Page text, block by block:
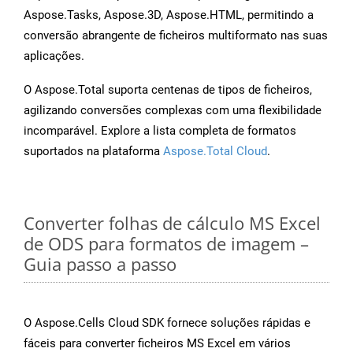
Aspose.Tasks, Aspose.3D, Aspose.HTML, permitindo a
conversão abrangente de ficheiros multiformato nas suas
aplicações.
O Aspose.Total suporta centenas de tipos de ficheiros,
agilizando conversões complexas com uma flexibilidade
incomparável. Explore a lista completa de formatos
suportados na plataforma Aspose.Total Cloud.
Converter folhas de cálculo MS Excel
de ODS para formatos de imagem –
Guia passo a passo
O Aspose.Cells Cloud SDK fornece soluções rápidas e
fáceis para converter ficheiros MS Excel em vários